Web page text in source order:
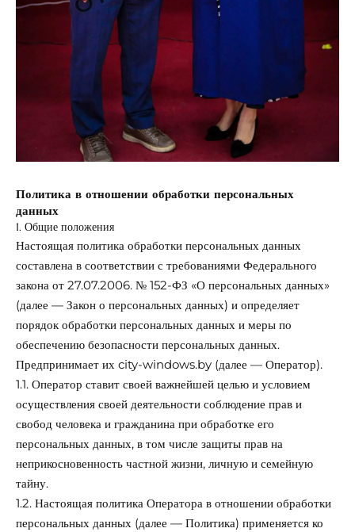
Политика в отношении обработки персональных
данных
1. Общие положения
Настоящая политика обработки персональных данных
составлена в соответствии с требованиями Федерального
закона от 27.07.2006. № 152-ФЗ «О персональных данных»
(далее — Закон о персональных данных) и определяет
порядок обработки персональных данных и меры по
обеспечению безопасности персональных данных.
Предпринимает их city-windows.by (далее — Оператор).
1.1. Оператор ставит своей важнейшей целью и условием
осуществления своей деятельности соблюдение прав и
свобод человека и гражданина при обработке его
персональных данных, в том числе защиты прав на
неприкосновенность частной жизни, личную и семейную
тайну.
1.2. Настоящая политика Оператора в отношении обработки
персональных данных (далее — Политика) применяется ко